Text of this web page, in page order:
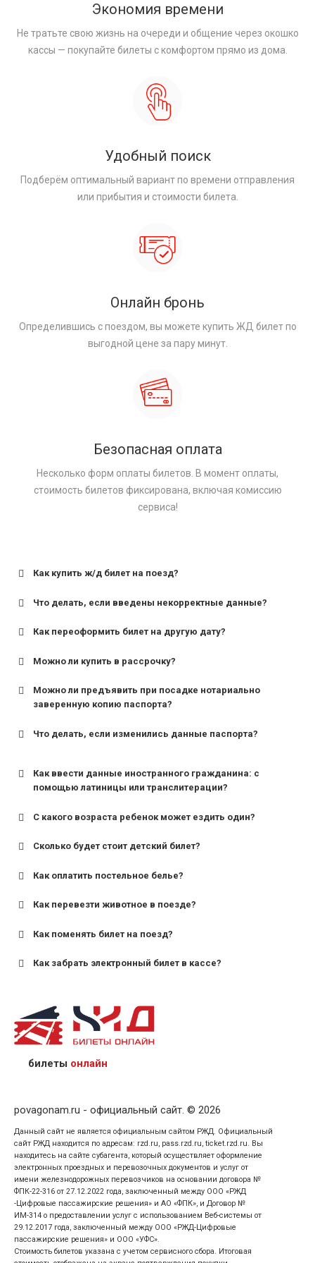
Экономия времени
Не тратьте свою жизнь на очереди и общение через окошко
кассы — покупайте билеты с комфортом прямо из дома.
Удобный поиск
Подберём оптимальный вариант по времени отправления
или прибытия и стоимости билета.
Онлайн бронь
Определившись с поездом, вы можете купить ЖД билет по
выгодной цене за пару минут.
Безопасная оплата
Несколько форм оплаты билетов. В момент оплаты,
стоимость билетов фиксирована, включая комиссию
сервиса!
Как купить ж/д билет на поезд?
Что делать, если введены некорректные данные?
Как переоформить билет на другую дату?
Можно ли купить в рассрочку?
Можно ли предъявить при посадке нотариально
заверенную копию паспорта?
Что делать, если изменились данные паспорта?
Как ввести данные иностранного гражданина: с
помощью латиницы или транслитерации?
С какого возраста ребенок может ездить один?
для поездов дальнего следования — от 10 лет и
для пригородных поездов — от 7 лет.
Сколько будет стоит детский билет?
Как оплатить постельное белье?
Как перевезти животное в поезде?
Как поменять билет на поезд?
Как забрать электронный билет в кассе?
назвав кассиру 14-значный номер заказа;
предъявив удостоверение личности пассажира, на
кого оформлен билет.
билеты онлайн
povagonam.ru - официальный сайт. © 2026
Данный сайт не является официальным сайтом РЖД. Официальный
сайт РЖД находится по адресам: rzd.ru, pass.rzd.ru, ticket.rzd.ru. Вы
находитесь на сайте субагента, который осуществляет оформление
электронных проездных и перевозочных документов и услуг от
имени железнодорожных перевозчиков на основании договора №
ФПК-22-316 от 27.12.2022 года, заключенный между ООО «РЖД
-Цифровые пассажирские решения» и АО «ФПК», и Договор №
ИМ-314 о предоставлении услуг с использованием Веб-системы от
29.12.2017 года, заключенный между ООО «РЖД-Цифровые
пассажирские решения» и ООО «УФС».
Стоимость билетов указана с учетом сервисного сбора. Итоговая